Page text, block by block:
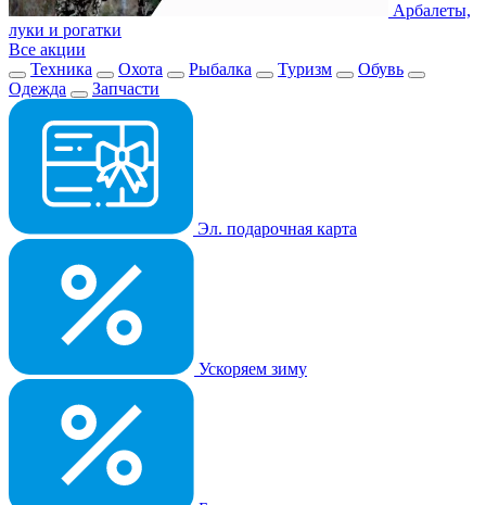
Арбалеты,
луки и рогатки
Все акции
Техника
Охота Рыбалка Туризм
Обувь
Одежда
Запчасти
Эл. подарочная карта
Ускоряем зиму